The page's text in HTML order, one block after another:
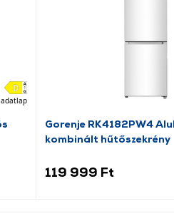
adatlap
Gorenje RK4182PW4
kombinált hűtőszekrény
119 999 Ft